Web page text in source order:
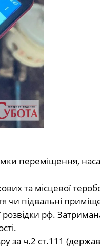
переміщення,
та місцевої
чи підвальні
розвідки рф.
за ч.2 ст.111